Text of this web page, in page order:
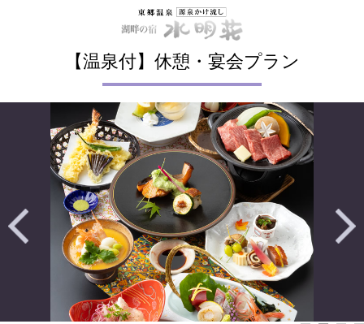
【温泉付】休憩・宴会プラン